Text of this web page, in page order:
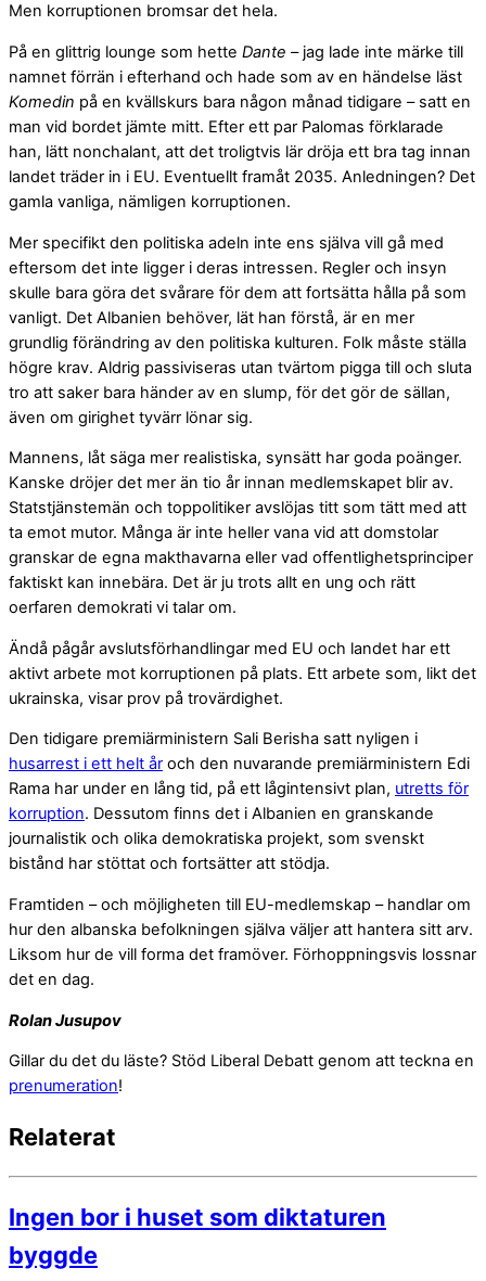
Men korruptionen bromsar det hela.
På en glittrig lounge som hette Dante – jag lade inte märke till
namnet förrän i efterhand och hade som av en händelse läst
Komedin på en kvällskurs bara någon månad tidigare – satt en
man vid bordet jämte mitt. Efter ett par Palomas förklarade
han, lätt nonchalant, att det troligtvis lär dröja ett bra tag innan
landet träder in i EU. Eventuellt framåt 2035. Anledningen? Det
gamla vanliga, nämligen korruptionen.
Mer specifikt den politiska adeln inte ens själva vill gå med
eftersom det inte ligger i deras intressen. Regler och insyn
skulle bara göra det svårare för dem att fortsätta hålla på som
vanligt. Det Albanien behöver, lät han förstå, är en mer
grundlig förändring av den politiska kulturen. Folk måste ställa
högre krav. Aldrig passiviseras utan tvärtom pigga till och sluta
tro att saker bara händer av en slump, för det gör de sällan,
även om girighet tyvärr lönar sig.
Mannens, låt säga mer realistiska, synsätt har goda poänger.
Kanske dröjer det mer än tio år innan medlemskapet blir av.
Statstjänstemän och toppolitiker avslöjas titt som tätt med att
ta emot mutor. Många är inte heller vana vid att domstolar
granskar de egna makthavarna eller vad offentlighetsprinciper
faktiskt kan innebära. Det är ju trots allt en ung och rätt
oerfaren demokrati vi talar om.
Ändå pågår avslutsförhandlingar med EU och landet har ett
aktivt arbete mot korruptionen på plats. Ett arbete som, likt det
ukrainska, visar prov på trovärdighet.
Den tidigare premiärministern Sali Berisha satt nyligen i
husarrest i ett helt år och den nuvarande premiärministern Edi
Rama har under en lång tid, på ett lågintensivt plan, utretts för
korruption. Dessutom finns det i Albanien en granskande
journalistik och olika demokratiska projekt, som svenskt
bistånd har stöttat och fortsätter att stödja.
Framtiden – och möjligheten till EU-medlemskap – handlar om
hur den albanska befolkningen själva väljer att hantera sitt arv.
Liksom hur de vill forma det framöver. Förhoppningsvis lossnar
det en dag.
Rolan Jusupov
Gillar du det du läste? Stöd Liberal Debatt genom att teckna en
prenumeration!
Relaterat
Ingen bor i huset som diktaturen
byggde